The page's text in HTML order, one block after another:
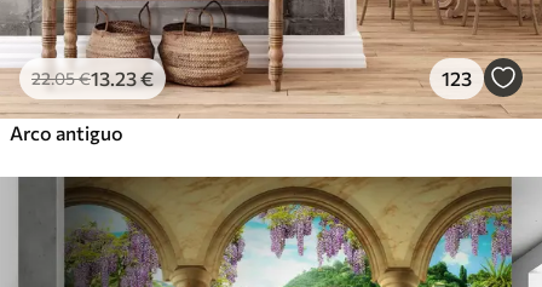
22.05€13.23€ 123
Arco antiguo